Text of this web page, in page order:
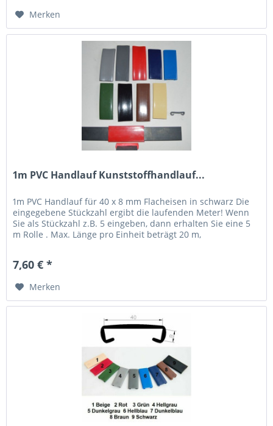
Merken
1m PVC Handlauf Kunststoffhandlauf...
1m PVC Handlauf für 40 x 8 mm Flacheisen in schwarz Die
eingegebene Stückzahl ergibt die laufenden Meter! Wenn
Sie als Stückzahl z.B. 5 eingeben, dann erhalten Sie eine 5
m Rolle . Max. Länge pro Einheit beträgt 20 m,
7,60 € *
Merken